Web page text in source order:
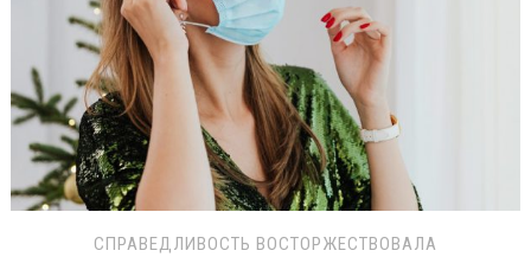
СПРАВЕДЛИВОСТЬ ВОСТОРЖЕСТВОВАЛА